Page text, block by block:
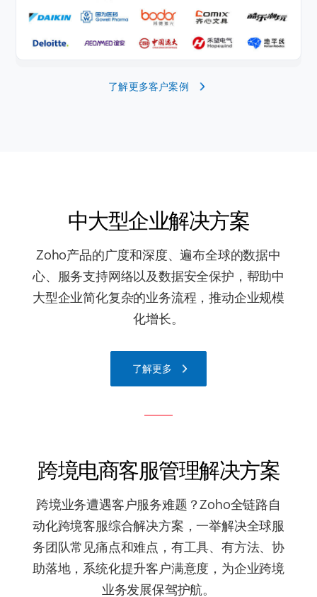
了解更多客户案例
中大型企业解决方案
Zoho产品的广度和深度、遍布全球的数据中
心、服务支持网络以及数据安全保护，帮助中
大型企业简化复杂的业务流程，推动企业规模
化增长。
了解更多
跨境电商客服管理解决方案
跨境业务遭遇客户服务难题？Zoho全链路自
动化跨境客服综合解决方案，一举解决全球服
务团队常见痛点和难点，有工具、有方法、协
助落地，系统化提升客户满意度，为企业跨境
业务发展保驾护航。